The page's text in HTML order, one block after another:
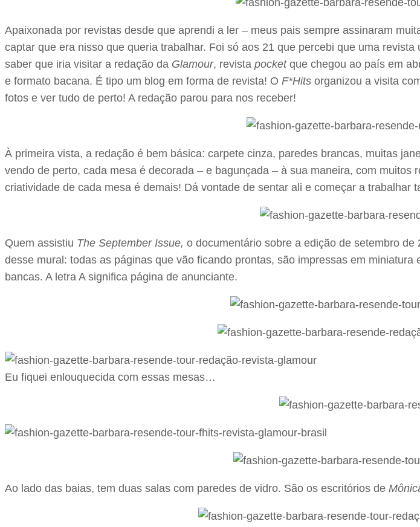
Apaixonada por revistas desde que aprendi a ler – meus pais sempre assinaram
captar que era nisso que queria trabalhar. Foi só aos 21 que percebi que uma
saber que iria visitar a redação da Glamour, revista pocketque chegou ao país em
e formato bacana. É tipo um blog em forma de revista! O F*Hits organizou a visita
fotos e ver tudo de perto! A redação parou para nos receber!
À primeira vista, a redação é bem básica: carpete cinza, paredes brancas, muitas
vendo de perto, cada mesa é decorada – e bagunçada – à sua maneira, com
criatividade de cada mesa é demais! Dá vontade de sentar ali e começar a trabalhar
Quem assistiu The September Issue, o documentário sobre a edição de setembro
desse mural: todas as páginas que vão ficando prontas, são impressas em
bancas. A letra A significa página de anunciante.
Eu fiquei enlouquecida com essas mesas…
Ao lado das baias, tem duas salas com paredes de vidro. São os escritórios de